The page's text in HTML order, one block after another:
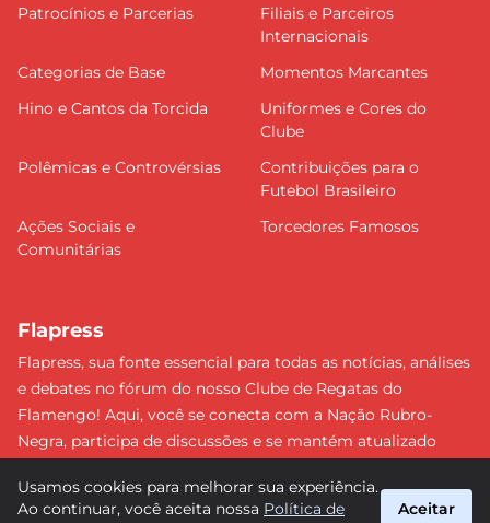
Patrocínios e Parcerias
Filiais e Parceiros
Internacionais
Categorias de Base
Momentos Marcantes
Hino e Cantos da Torcida
Uniformes e Cores do
Clube
Polêmicas e Controvérsias
Contribuições para o
Futebol Brasileiro
Ações Sociais e
Comunitárias
Torcedores Famosos
Flapress
Flapress, sua fonte essencial para todas as notícias, análises
e debates no fórum do nosso Clube de Regatas do
Flamengo! Aqui, você se conecta com a Nação Rubro-
Negra, participa de discussões e se mantém atualizado
lance e esteja sempre à frente, junto da torcida mais
Usamos cookies para melhorar sua experiência.
Ao continuar, você aceita nossa Política de
Aceitar